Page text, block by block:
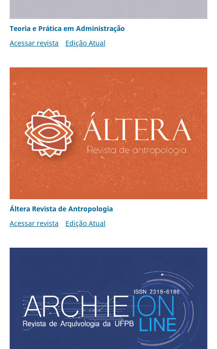
Teoria e Prática em Administração
Acessar revista
Edição Atual
Áltera Revista de Antropologia
Acessar revista
Edição Atual